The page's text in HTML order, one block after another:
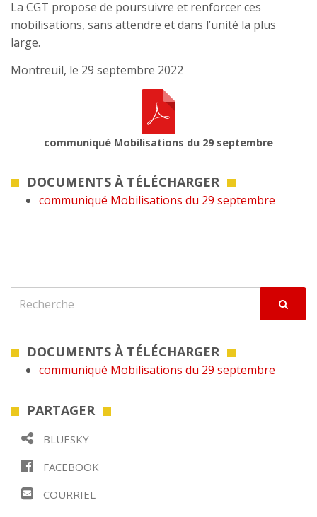
La CGT propose de poursuivre et renforcer ces
mobilisations, sans attendre et dans l’unité la plus
large.
Montreuil, le 29 septembre 2022
communiqué Mobilisations du 29 septembre
DOCUMENTS À TÉLÉCHARGER
communiqué Mobilisations du 29 septembre
DOCUMENTS À TÉLÉCHARGER
communiqué Mobilisations du 29 septembre
PARTAGER
BLUESKY
FACEBOOK
COURRIEL